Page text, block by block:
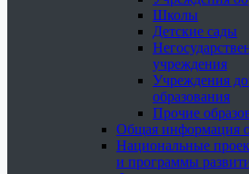
Школы
Детские сады
учреждения
Учреждения
образования
Прочие
Общая информация о
Национальные
и программы